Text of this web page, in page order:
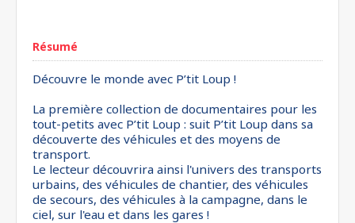
Résumé
Découvre le monde avec P’tit Loup !
La première collection de documentaires pour les
tout-petits avec P’tit Loup : suit P’tit Loup dans sa
découverte des véhicules et des moyens de
transport.
Le lecteur découvrira ainsi l'univers des transports
urbains, des véhicules de chantier, des véhicules
de secours, des véhicules à la campagne, dans le
ciel, sur l'eau et dans les gares !